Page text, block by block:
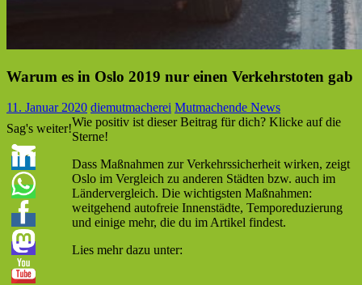
Warum es in Oslo 2019 nur einen Verkehrstoten gab
11. Januar 2020 diemutmacherei Mutmachende News
Sag's weiter!Wie positiv ist dieser Beitrag für dich? Klicke auf die
Sterne!
Dass Maßnahmen zur Verkehrssicherheit wirken, zeigt
Oslo im Vergleich zu anderen Städten bzw. auch im
Ländervergleich. Die wichtigsten Maßnahmen:
weitgehend autofreie Innenstädte, Temporeduzierung
und einige mehr, die du im Artikel findest.
Lies mehr dazu unter: